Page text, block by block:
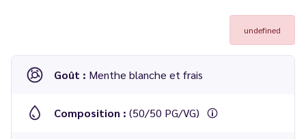
undefined
Goût : Menthe blanche et frais
Composition : (50/50 PG/VG)